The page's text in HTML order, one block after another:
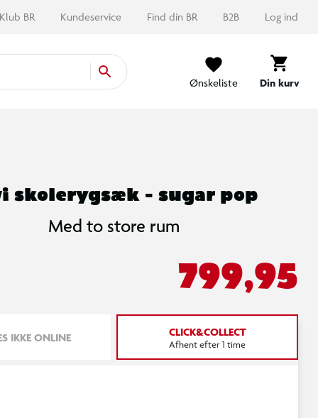
Klub BR Kundeservice Find din BR B2B Log ind
Ønskeliste Din kurv
skolerygsæk - sugar pop
Med to store rum
799,95
IKKE ONLINE CLICK&COLLECT
Afhent efter 1 time